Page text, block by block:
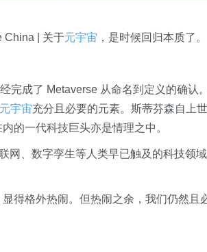
China | 关于元宇宙 ，是时候回归本质了。
完成了 Metaverse 从命名到定义的确认
元宇宙充分且必要的元素。斯蒂芬森自上
内的一代科技巨头亦是情理之中。
网、数字孪生等人类早已触及的科技领
得格外热闹。但热闹之余，我们仍然且